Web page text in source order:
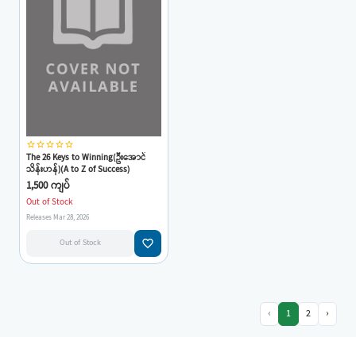
star_borderstar_borderstar_borderstar_borderstar_border
The 26 Keys to Winning(ဦးအောင်
သိန်းဟန်)(A to Z of Success)
1,500 ကျပ်
Out of Stock
Releases Mar 28, 2026
Out of Stock favorite_border
‹ 1 2 ›